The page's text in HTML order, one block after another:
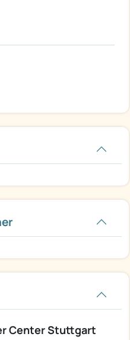
Center Stuttgart